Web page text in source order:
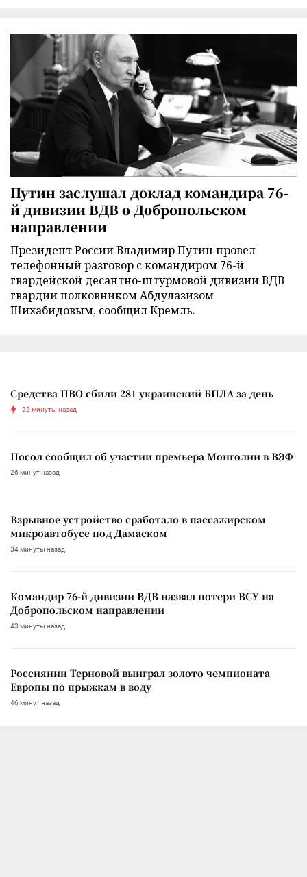
Путин заслушал доклад командира 76-
й дивизии ВДВ о Добропольском
направлении
Президент России Владимир Путин провел
телефонный разговор с командиром 76-й
гвардейской десантно-штурмовой дивизии ВДВ
гвардии полковником Абдулазизом
Шихабидовым, сообщил Кремль.
Средства ПВО сбили 281 украинский БПЛА за день
22 минуты назад
Посол сообщил об участии премьера Монголии в ВЭФ
26 минут назад
Взрывное устройство сработало в пассажирском
микроавтобусе под Дамаском
34 минуты назад
Командир 76-й дивизии ВДВ назвал потери ВСУ на
Добропольском направлении
43 минуты назад
Россиянин Терновой выиграл золото чемпионата
Европы по прыжкам в воду
46 минут назад